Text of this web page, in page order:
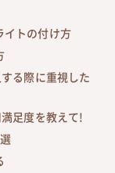
イトの付け方
る際に重視した
足度を教えて!